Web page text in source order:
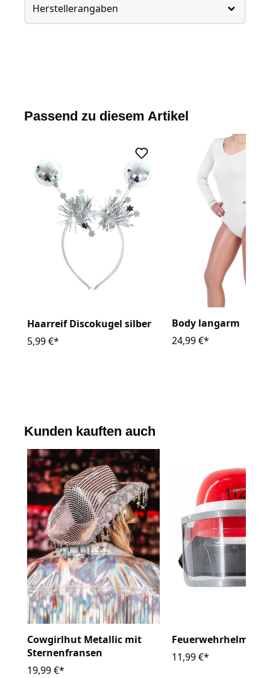
Herstellerangaben
Passend zu diesem Artikel
Haarreif Discokugel silber
5,99 €*
Body langarm
24,99 €*
Kunden kauften auch
Cowgirlhut Metallic mit
Sternenfransen
19,99 €*
Feuerwehrhelm mit
11,99 €*